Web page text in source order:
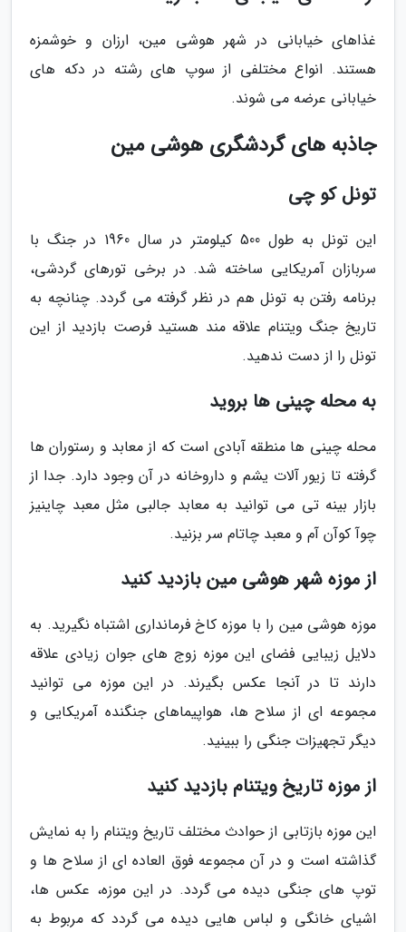
غذاهای خیابانی در شهر هوشی مین، ارزان و خوشمزه
هستند. انواع مختلفی از سوپ های رشته در دکه های
خیابانی عرضه می شوند.
جاذبه های گردشگری هوشی مین
تونل کو چی
این تونل به طول 500 کیلومتر در سال 1960 در جنگ با
سربازان آمریکایی ساخته شد. در برخی تورهای گردشی،
برنامه رفتن به تونل هم در نظر گرفته می گردد. چنانچه به
تاریخ جنگ ویتنام علاقه مند هستید فرصت بازدید از این
تونل را از دست ندهید.
به محله چینی ها بروید
محله چینی ها منطقه آبادی است که از معابد و رستوران ها
گرفته تا زیور آلات یشم و داروخانه در آن وجود دارد. جدا از
بازار بینه تی می توانید به معابد جالبی مثل معبد چاینیز
چوآ کوآن آم و معبد چاتام سر بزنید.
از موزه شهر هوشی مین بازدید کنید
موزه هوشی مین را با موزه کاخ فرمانداری اشتباه نگیرید. به
دلایل زیبایی فضای این موزه زوج های جوان زیادی علاقه
دارند تا در آنجا عکس بگیرند. در این موزه می توانید
مجموعه ای از سلاح ها، هواپیماهای جنگنده آمریکایی و
دیگر تجهیزات جنگی را ببینید.
از موزه تاریخ ویتنام بازدید کنید
این موزه بازتابی از حوادث مختلف تاریخ ویتنام را به نمایش
گذاشته است و در آن مجموعه فوق العاده ای از سلاح ها و
توپ های جنگی دیده می گردد. در این موزه، عکس ها،
اشیای خانگی و لباس هایی دیده می گردد که مربوط به